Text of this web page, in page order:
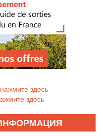
здесь
здесь